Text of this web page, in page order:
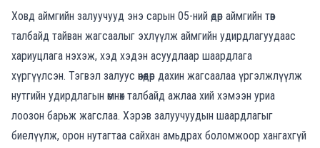
Ховд аймгийн залуучууд энэ сарын 05-ний өдөр аймгийн төв
талбайд тайван жагсаалыг эхлүүлж аймгийн удирдлагуудаас
хариуцлага нэхэж, хэд хэдэн асуудлаар шаардлага
хүргүүлсэн. Тэгвэл залуус өнөөдөр дахин жагсаалаа үргэлжлүүлж
нутгийн удирдлагын өмнөх талбайд ажлаа хий хэмээн уриа
лоозон барьж жагслаа. Хэрэв залуучуудын шаардлагыг
биелүүлж, орон нутагтаа сайхан амьдрах боломжоор хангахгүй